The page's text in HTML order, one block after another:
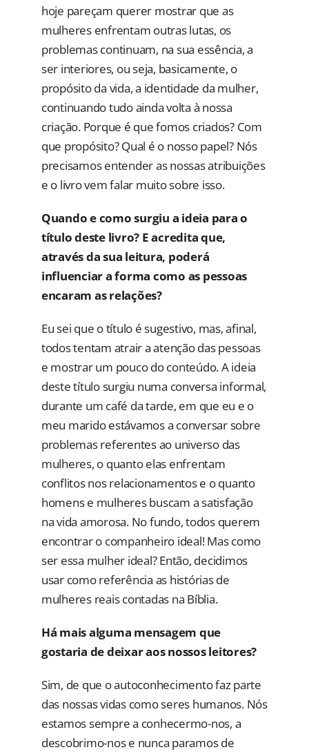
hoje pareçam querer mostrar que as
mulheres enfrentam outras lutas, os
problemas continuam, na sua essência, a
ser interiores, ou seja, basicamente, o
propósito da vida, a identidade da mulher,
continuando tudo ainda volta à nossa
criação. Porque é que fomos criados? Com
que propósito? Qual é o nosso papel? Nós
precisamos entender as nossas atribuições
e o livro vem falar muito sobre isso.
Quando e como surgiu a ideia para o
título deste livro? E acredita que,
através da sua leitura, poderá
influenciar a forma como as pessoas
encaram as relações?
Eu sei que o título é sugestivo, mas, afinal,
todos tentam atrair a atenção das pessoas
e mostrar um pouco do conteúdo. A ideia
deste título surgiu numa conversa informal,
durante um café da tarde, em que eu e o
meu marido estávamos a conversar sobre
problemas referentes ao universo das
mulheres, o quanto elas enfrentam
conflitos nos relacionamentos e o quanto
homens e mulheres buscam a satisfação
na vida amorosa. No fundo, todos querem
encontrar o companheiro ideal! Mas como
ser essa mulher ideal? Então, decidimos
usar como referência as histórias de
mulheres reais contadas na Bíblia.
Há mais alguma mensagem que
gostaria de deixar aos nossos leitores?
Sim, de que o autoconhecimento faz parte
das nossas vidas como seres humanos. Nós
estamos sempre a conhecermo-nos, a
descobrimo-nos e nunca paramos de